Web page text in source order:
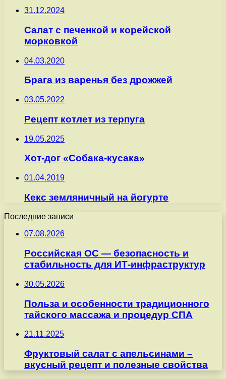
31.12.2024
Салат с печенкой и корейской
морковкой
04.03.2020
Брага из варенья без дрожжей
03.05.2022
Рецепт котлет из терпуга
19.05.2025
Хот-дог «Собака-кусака»
01.04.2019
Кекс земляничный на йогурте
Последние записи
07.08.2026
Российская ОС — безопасность и
стабильность для ИТ-инфраструктур
30.05.2026
Польза и особенности традиционного
тайского массажа и процедур СПА
21.11.2025
Фруктовый салат с апельсинами –
вкусный рецепт и полезные свойства